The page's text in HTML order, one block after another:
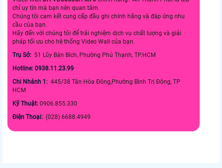
chỉ uy tín mà bạn nên quan tâm.
Chúng tôi cam kết cung cấp đầu ghi chính hãng và đáp ứng nhu
cầu của bạn.
Hãy đến với chúng tôi để trải nghiệm dịch vụ chất lượng và giải
pháp tối ưu cho hệ thống Video Wall của bạn.
Trụ Sở: 51 Lũy Bán Bích, Phường Phú Thạnh, TP.HCM
Hotline: 0938.11.23.99
Chi Nhánh 1: 445/38 Tân Hòa Đông,Phường Bình Trị Đông, TP
HCM
Kỹ Thuật: 0906.855.330
Điện Thoại: (028) 6688.4949